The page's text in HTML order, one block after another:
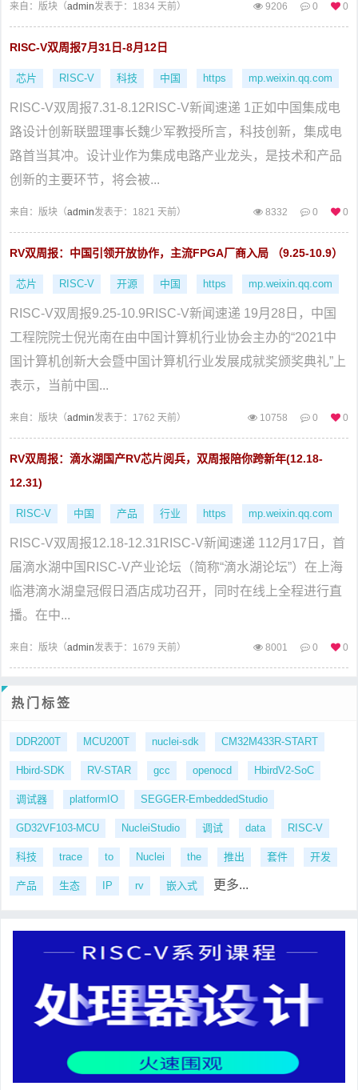
来自： 版块（admin发表于：1834 天前） 9206 0 0
RISC-V双周报7月31日-8月12日
芯片 RISC-V 科技 中国 https mp.weixin.qq.com
RISC-V双周报7.31-8.12RISC-V新闻速递 1正如中国集成电
路设计创新联盟理事长魏少军教授所言，科技创新，集成电
路首当其冲。设计业作为集成电路产业龙头，是技术和产品
创新的主要环节，将会被...
来自： 版块（admin发表于：1821 天前） 8332 0 0
RV双周报：中国引领开放协作，主流FPGA厂商入局 （9.25-10.9）
芯片 RISC-V 开源 中国 https mp.weixin.qq.com
RISC-V双周报9.25-10.9RISC-V新闻速递 19月28日，中国
工程院院士倪光南在由中国计算机行业协会主办的“2021中
国计算机创新大会暨中国计算机行业发展成就奖颁奖典礼”上
表示，当前中国...
来自： 版块（admin发表于：1762 天前） 10758 0 0
RV双周报：滴水湖国产RV芯片阅兵，双周报陪你跨新年(12.18-
12.31)
RISC-V 中国 产品 行业 https mp.weixin.qq.com
RISC-V双周报12.18-12.31RISC-V新闻速递 112月17日，首
届滴水湖中国RISC-V产业论坛（简称“滴水湖论坛”）在上海
临港滴水湖皇冠假日酒店成功召开，同时在线上全程进行直
播。在中...
来自： 版块（admin发表于：1679 天前） 8001 0 0
热门标签
DDR200T MCU200T nuclei-sdk CM32M433R-START
Hbird-SDK RV-STAR gcc openocd HbirdV2-SoC
调试器 platformIO SEGGER-EmbeddedStudio
GD32VF103-MCU NucleiStudio 调试 data RISC-V
科技 trace to Nuclei the 推出 套件 开发
产品 生态 IP rv 嵌入式 更多...